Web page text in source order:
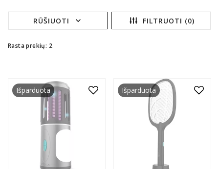
RŪŠIUOTI expand_more FILTRUOTI (0)
Rasta prekių: 2
Išparduota Išparduota